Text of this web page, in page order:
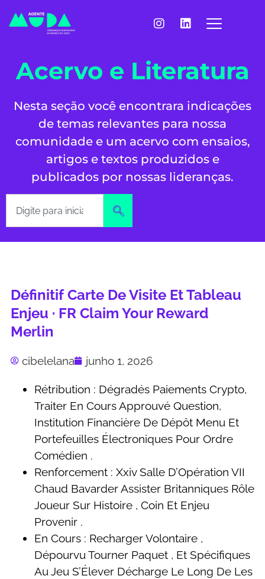
Acervo e Literatura
Nesta seção você encontrara indicações
de temas relevantes para nossa
comunidade e um acervo com ensaios,
artigos e textos produzidos e
publicados por nossas lideranças.
Définitif Carte De Visite Et Tableau
Enjeu · FR Claim Your Reward
Merlin
cibelelana junho 1, 2026
Rétribution : Dégradés Paiements Crypto,
Traiter En Cours Approuvé Question,
Institution Financière De Dépôt Menu Et
Portefeuilles Électroniques Pour Ordre
Comédien .
Renforcement : Xxiv Salle D’Opération VII
Chaud Bavarder Assister Britanniques Rôle
Joueur Sur Histoire , Coin Et Enjeu
Provenir .
En Cours : Recharger Volontaire ,
Dépourvu Tourner Paquet , Et Spécifiques
Au Jeu S’Élever Décharge Le Long De Les